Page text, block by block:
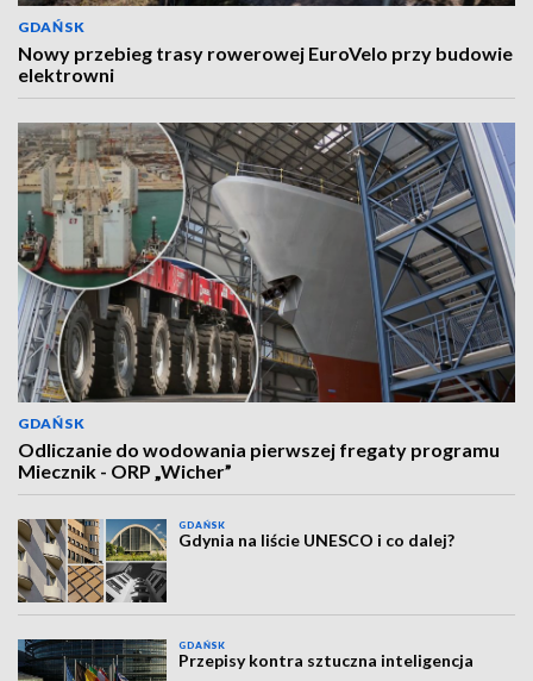
GDAŃSK
Nowy przebieg trasy rowerowej EuroVelo przy budowie
elektrowni
GDAŃSK
Odliczanie do wodowania pierwszej fregaty programu
Miecznik - ORP „Wicher”
GDAŃSK
Gdynia na liście UNESCO i co dalej?
GDAŃSK
Przepisy kontra sztuczna inteligencja